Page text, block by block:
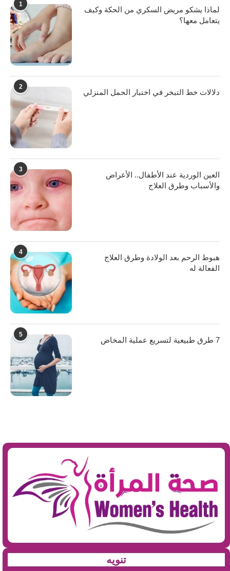
1
لماذا يشكو مريض السكري من الحكة وكيف
يتعامل معها؟
2
دلالات خط التبخر في اختبار الحمل المنزلي
3
العين الوردية عند الأطفال.. الأعراض
والأسباب وطرق العلاج
4
هبوط الرحم بعد الولادة وطرق العلاج
الفعالة له
5
7 طرق طبيعية لتسريع عملية المخاض
تنويه